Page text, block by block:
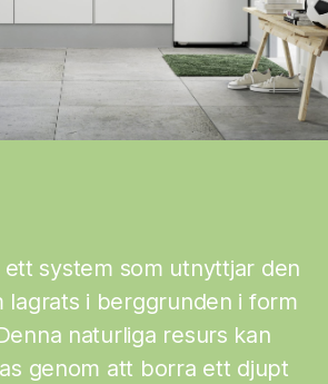
system som utnyttjar den
lagrats i berggrunden i form
naturliga resurs kan
genom att borra ett djupt